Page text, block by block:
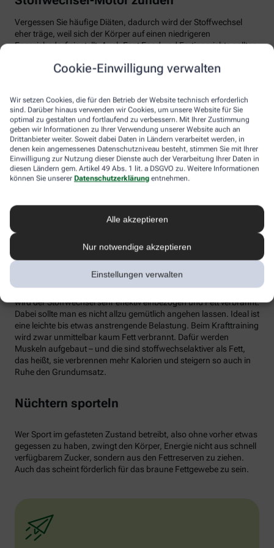
Cookie-Einwilligung verwalten
Wir setzen Cookies, die für den Betrieb der Website technisch erforderlich
sind. Darüber hinaus verwenden wir Cookies, um unsere Website für Sie
optimal zu gestalten und fortlaufend zu verbessern. Mit Ihrer Zustimmung
geben wir Informationen zu Ihrer Verwendung unserer Website auch an
Drittanbieter weiter. Soweit dabei Daten in Ländern verarbeitet werden, in
denen kein angemessenes Datenschutzniveau besteht, stimmen Sie mit Ihrer
Einwilligung zur Nutzung dieser Dienste auch der Verarbeitung Ihrer Daten in
diesen Ländern gem. Artikel 49 Abs. 1 lit. a DSGVO zu. Weitere Informationen
können Sie unserer Datenschutzerklärung entnehmen.
Alle akzeptieren
Nur notwendige akzeptieren
Einstellungen verwalten
Vergessen Sie häufige Diäten, dadurch wird der Stoffwechsel
eher träge, weil sich der Körper auf einen niedrigeren
Energiebedarf einstellt. Auch Fast Food und Fertiggerichte sollten
Körper bei der Verarbeitung von hochverarbeiteten Lebensmitteln
Tim Hollstein rät zu einer proteinreichen Ernährung (Vorsicht bei
Vorerkrankungen wie Nierenleiden!). Denn Proteine sind nicht nur
gut für den Muskelaufbau, der Körper benötigt auch viel Energie,
um Eiweiß abzubauen. Das regt den Stoffwechsel an. Proteine
stecken vor allem in magerem Fleisch, Fisch und Milchprodukten
wie Quark und Skyr. Auch sogenannte thermogene Lebensmittel
wie Chilis oder Ingwer können das braune Fettgewebe aktivieren
und den Energieverbrauch erhöhen.
In Bewegung kommen
Der richtige Mix macht’s
von weißen Fettzellen in braunes Fett begünstigen und dessen
Aktivität erhöhen. Ab circa 30 Minuten Joggen oder Radfahren
wird der Stoffwechsel sehr effektiv einbezogen und Fett verbrannt.
Dabei sollte man es nicht allzu gemütlich angehen lassen. Ideal ist
eine leichte bis etwas anstrengende Belastung. Beim Krafttraining
wird zwar unmittelbar kaum Fett verbrannt. Dafür werden
Muskeln aufgebaut – und die sind stoffwechselaktiver als Fett,
das heißt, sie verbrennen mehr Kalorien und steigern so auch in
Ruhe den Grundumsatz.
Nüchtern sporteln
Wer Sport im gefasteten Zustand betreibt, also ohne vorher etwas
gegessen zu haben, zwingt den Körper, Energie nicht aus schnell
verfügbarem Zucker, sondern aus den Fettreserven zu ziehen.
Auch das scheint förderlich für das braune Fettgewebe zu sein.